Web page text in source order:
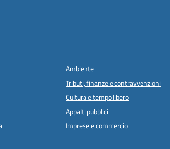
Ambiente
Tributi, finanze e contravvenzioni
Cultura e tempo libero
Appalti pubblici
Imprese e commercio